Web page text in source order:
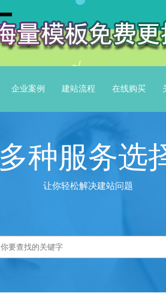
企业案例 建站流程 在线购买
多种服务选
让你轻松解决建站问题